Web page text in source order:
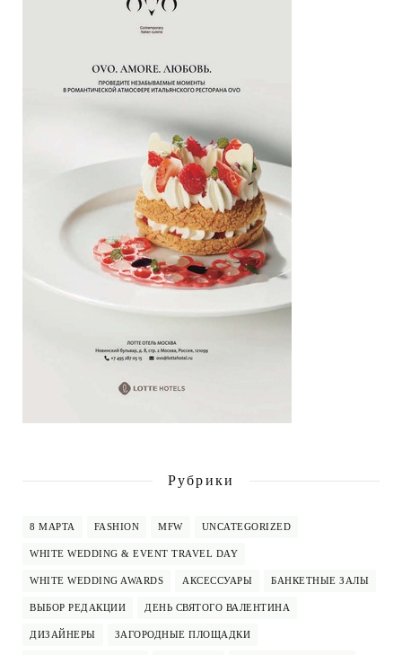
Рубрики
8 МАРТА FASHION MFW UNCATEGORIZED
WHITE WEDDING & EVENT TRAVEL DAY
WHITE WEDDING AWARDS АКСЕССУАРЫ БАНКЕТНЫЕ ЗАЛЫ
ВЫБОР РЕДАКЦИИ ДЕНЬ СВЯТОГО ВАЛЕНТИНА
ДИЗАЙНЕРЫ ЗАГОРОДНЫЕ ПЛОЩАДКИ